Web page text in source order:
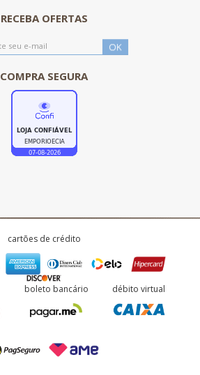
RECEBA OFERTAS
COMPRA SEGURA
cartões de crédito
boleto bancário débito virtual